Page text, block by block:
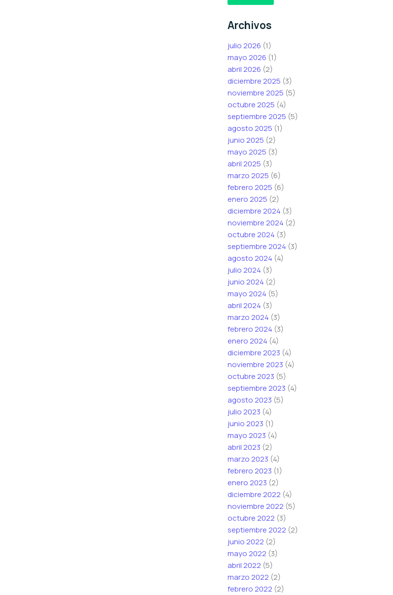
t
ó
i
c
o
e
l
e
c
t
r
ó
n
i
c
o
e
l
e
c
t
r
ó
n
i
c
o
e
e
e
c
t
r
ó
n
i
c
o
e
e
e
c
t
r
ó
n
i
c
o
*
Archivos
julio 2026 (1)
mayo 2026 (1)
abril 2026 (2)
diciembre 2025 (3)
noviembre 2025 (5)
octubre 2025 (4)
septiembre 2025 (5)
agosto 2025 (1)
junio 2025 (2)
mayo 2025 (3)
abril 2025 (3)
marzo 2025 (6)
febrero 2025 (6)
enero 2025 (2)
diciembre 2024 (3)
noviembre 2024 (2)
octubre 2024 (3)
septiembre 2024 (3)
agosto 2024 (4)
julio 2024 (3)
junio 2024 (2)
mayo 2024 (5)
abril 2024 (3)
marzo 2024 (3)
febrero 2024 (3)
enero 2024 (4)
diciembre 2023 (4)
noviembre 2023 (4)
octubre 2023 (5)
septiembre 2023 (4)
agosto 2023 (5)
julio 2023 (4)
junio 2023 (1)
mayo 2023 (4)
abril 2023 (2)
marzo 2023 (4)
febrero 2023 (1)
enero 2023 (2)
diciembre 2022 (4)
noviembre 2022 (5)
octubre 2022 (3)
septiembre 2022 (2)
junio 2022 (2)
mayo 2022 (3)
abril 2022 (5)
marzo 2022 (2)
febrero 2022 (2)